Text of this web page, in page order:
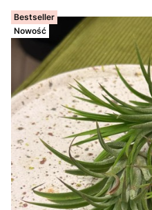
Bestseller
Nowość